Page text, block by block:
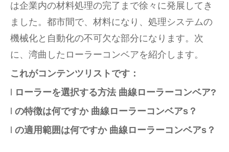
は企業内の材料処理の完了まで徐々に発展してき
ました。都市間で、材料になり、処理システムの
機械化と自動化の不可欠な部分になります。次
に、湾曲したローラーコンベアを紹介します。
これがコンテンツリストです：
ローラーを選択する方法 曲線ローラーコンベア?
の特徴は何ですか 曲線ローラーコンベアs？
の適用範囲は何ですか 曲線ローラーコンベアs？